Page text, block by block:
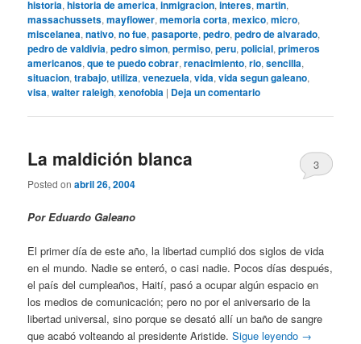
historia,historia de america,inmigracion,interes,martin,
massachussets,mayflower,memoria corta,mexico,micro,
miscelanea,nativo,no fue,pasaporte,pedro,pedro de alvarado,
pedro de valdivia,pedro simon,permiso,peru,policial,primeros
americanos,que te puedo cobrar,renacimiento,rio,sencilla,
situacion,trabajo,utiliza,venezuela,vida,vida segun galeano,
visa,walter raleigh,xenofobia | Deja un comentario
La maldición blanca
Posted onabril 26, 2004
3
Por Eduardo Galeano
El primer día de este año, la libertad cumplió dos siglos de vida
en el mundo. Nadie se enteró, o casi nadie. Pocos días después,
el país del cumpleaños, Haití, pasó a ocupar algún espacio en
los medios de comunicación; pero no por el aniversario de la
libertad universal, sino porque se desató allí un baño de sangre
que acabó volteando al presidente Aristide.Sigue leyendo →